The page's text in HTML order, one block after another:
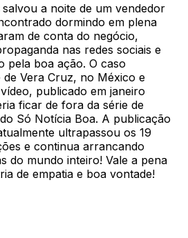
a noite de um vendedor
dormindo em plena
de conta do negócio,
nas redes sociais e
pela boa ação. O caso
Vera Cruz, no México e
publicado em janeiro
ficar de fora da série de
Só Notícia Boa. A publicação
ultrapassou os 19
e continua arrancando
do mundo inteiro! Vale a pena
de empatia e boa vontade!